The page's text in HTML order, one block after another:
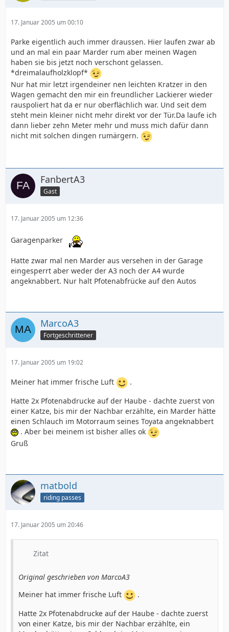
17. Januar 2005 um 00:10
Parke eigentlich auch immer draussen. Hier laufen zwar ab
und an mal ein paar Marder rum aber meinen Wagen
haben sie bis jetzt noch verschont gelassen.
*dreimalaufholzklopf*
Nur hat mir letzt irgendeiner nen leichten Kratzer in den
Wagen gemacht den mir ein freundlicher Lackierer wieder
rauspoliert hat da er nur oberflächlich war. Und seit dem
steht mein kleiner nicht mehr direkt vor der Tür.Da laufe ich
dann lieber zehn Meter mehr und muss mich dafür dann
nicht mit solchen dingen rumärgern.
FanbertA3
Gast
17. Januar 2005 um 12:36
Garagenparker
Hatte zwar mal nen Marder aus versehen in der Garage
eingesperrt aber weder der A3 noch der A4 wurde
angeknabbert. Nur halt Pfotenabfrücke auf den Autos
MarcoA3
Fortgeschrittener
17. Januar 2005 um 19:02
Meiner hat immer frische Luft
.
Hatte 2x Pfotenabdrucke auf der Haube - dachte zuerst von
einer Katze, bis mir der Nachbar erzählte, ein Marder hätte
einen Schlauch im Motorraum seines Toyata angeknabbert
. Aber bei meinem ist bisher alles ok
Gruß
matbold
riding passes
17. Januar 2005 um 20:46
Zitat
Original geschrieben von MarcoA3
Meiner hat immer frische Luft
.
Hatte 2x Pfotenabdrucke auf der Haube - dachte zuerst
von einer Katze, bis mir der Nachbar erzählte, ein